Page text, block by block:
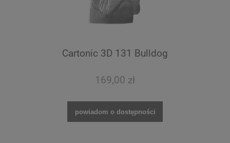
Cartonic 3D 131 Bulldog
169,00 zł
powiadom o dostępności